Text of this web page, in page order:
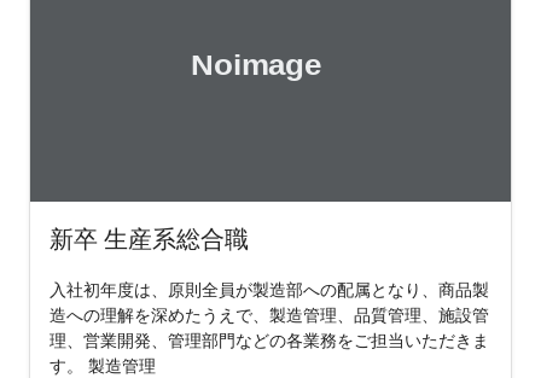
新卒 生産系総合職
入社初年度は、原則全員が製造部への配属となり、商品製
造への理解を深めたうえで、製造管理、品質管理、施設管
理、営業開発、管理部門などの各業務をご担当いただきま
す。 製造管理